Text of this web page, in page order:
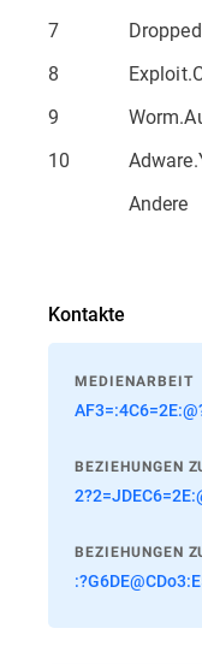
7
8
9
10
Andere
Kontakte
MEDIENARBEIT
BEZIEHUNGEN
BEZIEHUNGEN